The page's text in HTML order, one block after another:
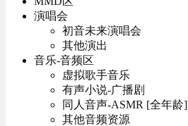
演唱会
初音未来演唱会
其他演出
音乐-音频区
虚拟歌手音乐
有声小说-广播剧
同人音声-ASMR [全年龄]
其他音频资源